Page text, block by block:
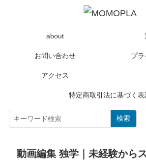
about
お問い合わせ プ
アクセス
特定商取引法に基づく表
検索
動画編集 独学｜未経験から